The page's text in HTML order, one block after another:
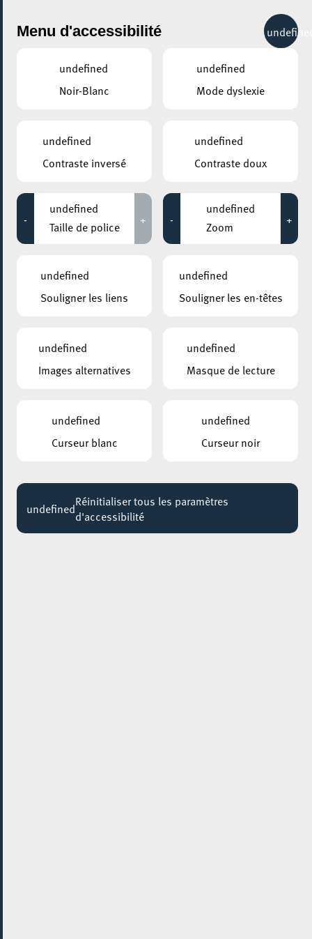
City Life
partager
Assemblée citoyenne
Menu d'accessibilité
undefined
Noir-Blanc
undefined
Mode dyslexie
undefined
Contraste inversé
undefined
Contraste doux
-
undefined
Taille de police
+ -
undefined
Zoom
+
undefined
Souligner les liens
undefined
Souligner les en-têtes
undefined
Images alternatives
undefined
Masque de lecture
undefined
Curseur blanc
undefined
Curseur noir
undefinedRéinitialiser tous les paramètres
d'accessibilité